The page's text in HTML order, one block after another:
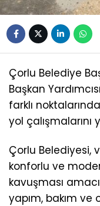
Çorlu Belediye
Başkan
farklı
yol
Çorlu Belediyesi,
konforlu ve
kavuşması
yapım, bakım ve